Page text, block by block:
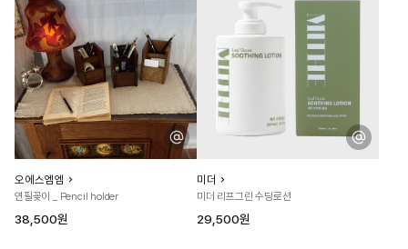
오에스엠엠
연필꽂이 _ Pencil holder
38,500원
미더
미더 리프그린 수딩로션
29,500원